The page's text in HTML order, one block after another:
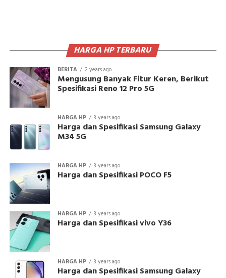
HARGA HP TERBARU
BERITA 2 years ago
Mengusung Banyak Fitur Keren, Berikut
Spesifikasi Reno 12 Pro 5G
HARGA HP 3 years ago
Harga dan Spesifikasi Samsung Galaxy
M34 5G
HARGA HP 3 years ago
Harga dan Spesifikasi POCO F5
HARGA HP 3 years ago
Harga dan Spesifikasi vivo Y36
HARGA HP 3 years ago
Harga dan Spesifikasi Samsung Galaxy